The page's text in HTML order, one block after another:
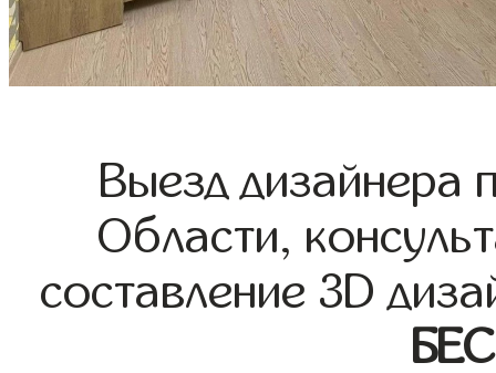
Выезд дизайнера
Области,
составление 3D